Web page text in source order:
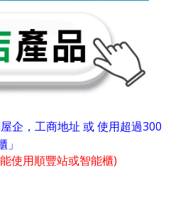
企，工商地址 或 使用超過300
使用順豐站或智能櫃)